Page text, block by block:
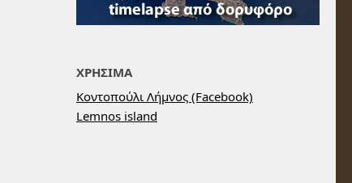
ΧΡΗΣΙΜΑ
Κοντοπούλι Λήμνος (Facebook)
Lemnos island